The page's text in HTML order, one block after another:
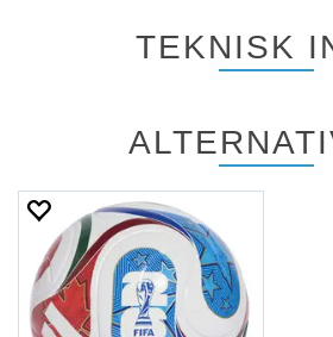
TEKNISK